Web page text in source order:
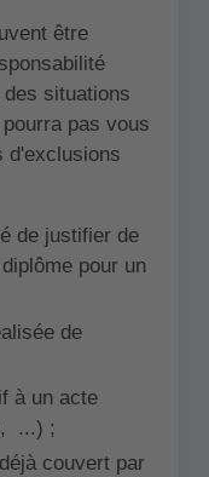
être
situations
pas vous
d'exclusions
de justifier de
pour un
de
à un acte
...) ;
couvert par